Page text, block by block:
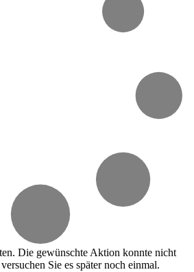
Die gewünschte Aktion konnte nicht
Sie es später noch einmal.